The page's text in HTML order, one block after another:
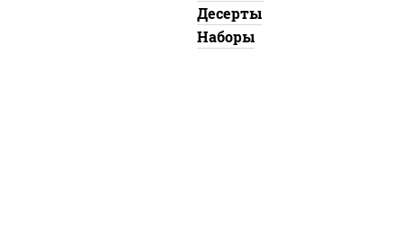
Десерты
Наборы